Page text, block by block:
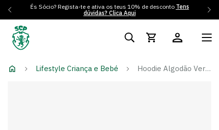
És Sócio? Regista-te e ativa os teus 10% de desconto Tens
dúvidas? Clica Aqui
Lifestyle Criança e Bebé Hoodie Algodão Verde Emblema Monocromático - Criança